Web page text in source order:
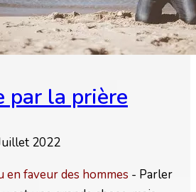
par la prière
2022
en faveur des hommes - Parler